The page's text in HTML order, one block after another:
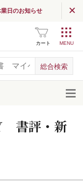
日のお知らせ
カート
書評・新